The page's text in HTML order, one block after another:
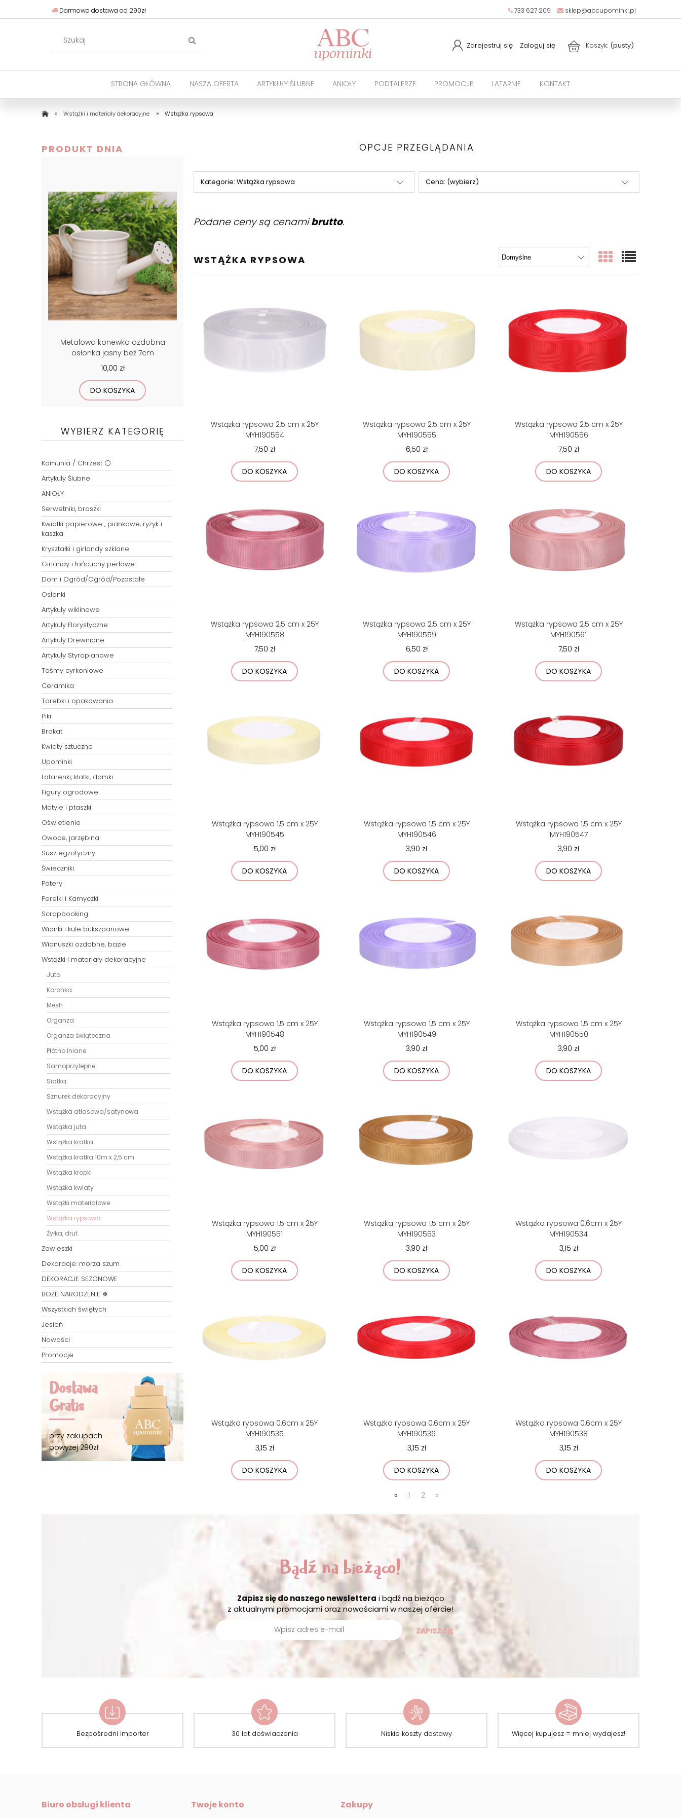
Darmowa dostawa od 290zł 733 627 209 sklep@abcupominki.pl
Zarejestruj się Zaloguj się Koszyk: (pusty)
STRONA GŁÓWNA NASZA OFERTA ARTYKUŁY ŚLUBNE ANIOŁY PODTALERZE PROMOCJE LATARNIE KONTAKT
» Wstążki i materiały dekoracyjne » Wstążka rypsowa
PRODUKT DNIA
Metalowa konewka ozdobna
osłonka jasny beż 7cm
10,00 zł
DO KOSZYKA
WYBIERZ KATEGORIĘ
Komunia / Chrzest ⚪
Artykuły Ślubne
ANIOŁY
Serwetniki, broszki
Kwiatki papierowe , piankowe, ryżyk i
kaszka
Kryształki i girlandy szklane
Girlandy i łańcuchy perłowe
Dom i Ogród/Ogród/Pozostałe
Osłonki
Artykuły wiklinowe
Artykuły Florystyczne
Artykuły Drewniane
Artykuły Styropianowe
Taśmy cyrkoniowe
Ceramika
Torebki i opakowania
Piki
Brokat
Kwiaty sztuczne
Upominki
Latarenki, klatki, domki
Figury ogrodowe
Motyle i ptaszki
Oświetlenie
Owoce, jarzębina
Susz egzotyczny
Świeczniki
Patery
Perełki i Kamyczki
Scrapbooking
Wianki i kule bukszpanowe
Wianuszki ozdobne, bazie
Wstążki i materiały dekoracyjne
Juta
Koronka
Mesh
Organza
Organza świąteczna
Płótno lniane
Samoprzylepne
Siatka
Sznurek dekoracyjny
Wstążka atłasowa/satynowa
Wstążka juta
Wstążka kratka
Wstążka kratka 10m x 2,5 cm
Wstążka kropki
Wstążka kwiaty
Wstążki materiałowe
Wstążka rypsowa
Żyłka, drut
Zawieszki
Dekoracje: morza szum
DEKORACJE SEZONOWE
BOŻE NARODZENIE ❄
Wszystkich świętych
Jesień
Nowości
Promocje
Dostawa
Gratis
przy zakupach
powyżej 290zł
OPCJE PRZEGLĄDANIA
Kategorie: Wstążka rypsowa Cena: (wybierz)
Podane ceny są cenamibrutto.
WSTĄŻKA RYPSOWA
Wstążka rypsowa 2,5 cm x 25Y
MYH190554
7,50 zł
DO KOSZYKA
Wstążka rypsowa 2,5 cm x 25Y
MYH190555
6,50 zł
DO KOSZYKA
Wstążka rypsowa 2,5 cm x 25Y
MYH190556
7,50 zł
DO KOSZYKA
Wstążka rypsowa 2,5 cm x 25Y
MYH190558
7,50 zł
DO KOSZYKA
Wstążka rypsowa 2,5 cm x 25Y
MYH190559
6,50 zł
DO KOSZYKA
Wstążka rypsowa 2,5 cm x 25Y
MYH190561
7,50 zł
DO KOSZYKA
Wstążka rypsowa 1,5 cm x 25Y
MYH190545
5,00 zł
DO KOSZYKA
Wstążka rypsowa 1,5 cm x 25Y
MYH190546
3,90 zł
DO KOSZYKA
Wstążka rypsowa 1,5 cm x 25Y
MYH190547
3,90 zł
DO KOSZYKA
Wstążka rypsowa 1,5 cm x 25Y
MYH190548
5,00 zł
DO KOSZYKA
Wstążka rypsowa 1,5 cm x 25Y
MYH190549
3,90 zł
DO KOSZYKA
Wstążka rypsowa 1,5 cm x 25Y
MYH190550
3,90 zł
DO KOSZYKA
Wstążka rypsowa 1,5 cm x 25Y
MYH190551
5,00 zł
DO KOSZYKA
Wstążka rypsowa 1,5 cm x 25Y
MYH190553
3,90 zł
DO KOSZYKA
Wstążka rypsowa 0,6cm x 25Y
MYH190534
3,15 zł
DO KOSZYKA
Wstążka rypsowa 0,6cm x 25Y
MYH190535
3,15 zł
DO KOSZYKA
Wstążka rypsowa 0,6cm x 25Y
MYH190536
3,15 zł
DO KOSZYKA
Wstążka rypsowa 0,6cm x 25Y
MYH190538
3,15 zł
DO KOSZYKA
« 1 2 »
Bądź na bieżąco!
Zapisz się do naszego newslettera i bądź na bieżąco
z aktualnymi promocjami oraz nowościami w naszej ofercie!
ZAPISZ SIĘ
Bezpośredni importer 30 lat doświaczenia Niskie koszty dostawy Więcej kupujesz = mniej wydajesz!
Biuro obsługi klienta Twoje konto Zakupy